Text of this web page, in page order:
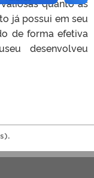
quanto as
já possui em seu
de forma efetiva
desenvolveu